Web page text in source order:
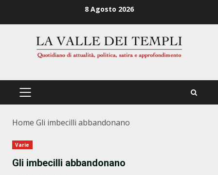
8 Agosto 2026
PRIMÄRES
Home Gli imbecilli abbandonano
Varie
Gli imbecilli abbandonano